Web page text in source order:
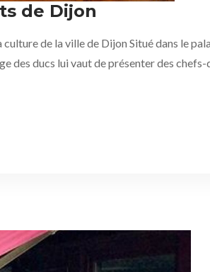
de Dijon
de la ville de Dijon Situé dans le
des ducs lui vaut de présenter des